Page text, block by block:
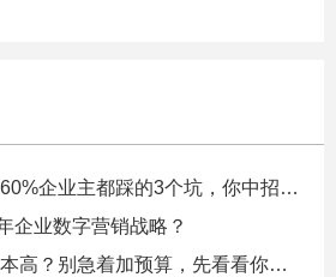
企业主都踩的3个坑，你中招了吗？
企业数字营销战略？
着加预算，先看看你的数据漏斗在漏多少钱！